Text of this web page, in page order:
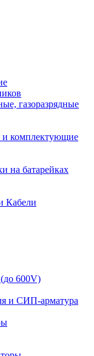
газоразрядные
и комплектующие
на батарейках
Кабели
600V)
и СИП-арматура